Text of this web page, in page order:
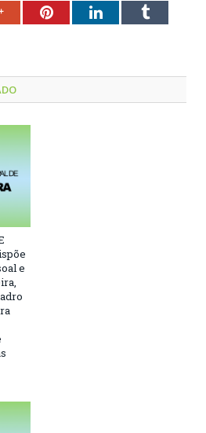
Google+PinterestLinkedInTumblr
e